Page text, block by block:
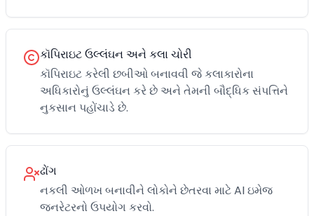
કૉપિરાઇટ ઉલ્લંઘન અને કલા ચોરી
કૉપિરાઇટ કરેલી છબીઓ બનાવવી જે કલાકારોના
અધિકારોનું ઉલ્લંઘન કરે છે અને તેમની બૌદ્ધિક સંપત્તિને
નુકસાન પહોંચાડે છે.
ઢોંગ
નકલી ઓળખ બનાવીને લોકોને છેતરવા માટે AI ઇમેજ
જનરેટરનો ઉપયોગ કરવો.